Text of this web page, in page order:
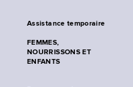
Assistance temporaire
FEMMES,
NOURRISSONS ET
ENFANTS